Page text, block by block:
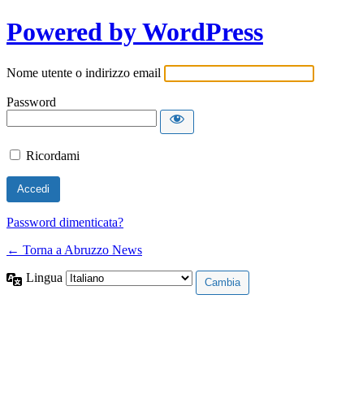
Powered by WordPress
Nome utente o indirizzo email
Password
Ricordami
Password dimenticata?
← Torna a Abruzzo News
Lingua